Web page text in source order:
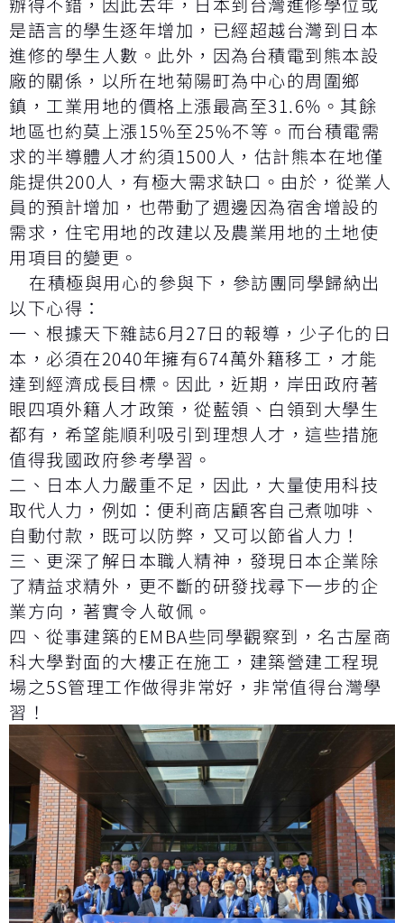
是語言的學生逐年增加，已經超越台灣到日本
進修的學生人數。此外，因為台積電到熊本設
廠的關係，以所在地菊陽町為中心的周圍鄉
鎮，工業用地的價格上漲最高至31.6%。其餘
地區也約莫上漲15%至25%不等。而台積電需
求的半導體人才約須1500人，估計熊本在地僅
能提供200人，有極大需求缺口。由於，從業人
員的預計增加，也帶動了週邊因為宿舍增設的
需求，住宅用地的改建以及農業用地的土地使
用項目的變更。
在積極與用心的參與下，參訪團同學歸納出
以下心得：
一、根據天下雜誌6月27日的報導，少子化的日
本，必須在2040年擁有674萬外籍移工，才能
達到經濟成長目標。因此，近期，岸田政府著
眼四項外籍人才政策，從藍領、白領到大學生
都有，希望能順利吸引到理想人才，這些措施
值得我國政府參考學習。
二、日本人力嚴重不足，因此，大量使用科技
取代人力，例如：便利商店顧客自己煮咖啡、
自動付款，既可以防弊，又可以節省人力！
三、更深了解日本職人精神，發現日本企業除
了精益求精外，更不斷的研發找尋下一步的企
業方向，著實令人敬佩。
四、從事建築的EMBA些同學觀察到，名古屋商
科大學對面的大樓正在施工，建築營建工程現
場之5S管理工作做得非常好，非常值得台灣學
習！